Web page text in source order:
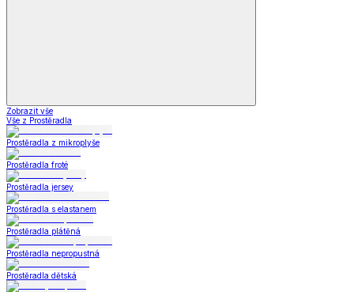
Zobrazit vše
Vše z Prostěradla
Prostěradla z mikroplyše
Prostěradla froté
Prostěradla jersey
Prostěradla s elastanem
Prostěradla plátěná
Prostěradla nepropustná
Prostěradla dětská